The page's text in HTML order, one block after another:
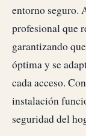
entorno seguro.
profesional que
garantizando
óptima y se
cada acceso.
instalación
seguridad del